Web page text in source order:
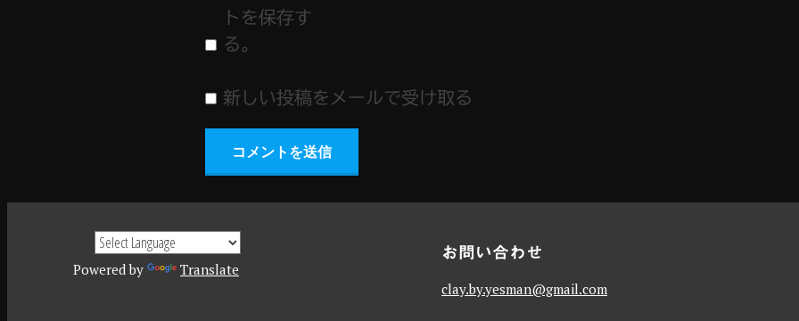
トを保存す
る。
新しい投稿をメールで受け取る
Powered by Translate
お問い合わせ
clay.by.yesman@gmail.com